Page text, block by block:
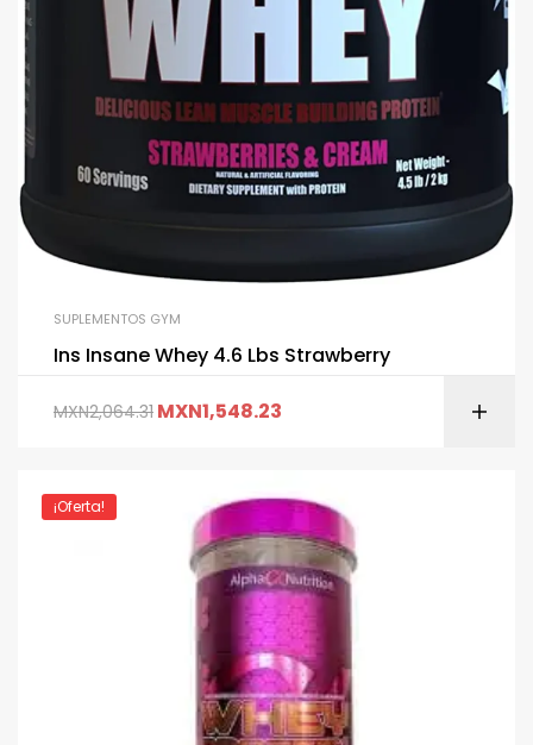
SUPLEMENTOS GYM
Ins Insane Whey 4.6 Lbs Strawberry
MXN2,064.31 MXN1,548.23
¡Oferta!